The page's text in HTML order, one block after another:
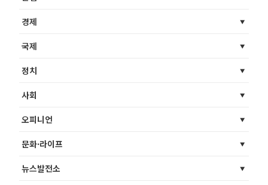
경제
국제
정치
사회
오피니언
문화·라이프
뉴스발전소